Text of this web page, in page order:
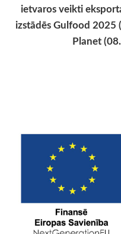
ietvaros veikti
izstādēs Gulfood 2025
Planet